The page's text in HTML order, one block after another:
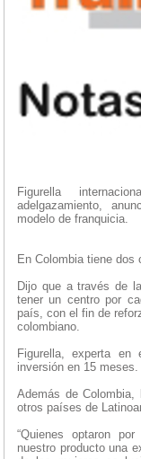
Figurella
adelgazamiento,
modelo de franquicia.
En Colombia tiene
Dijo que a través de
tener un centro por
país, con el fin de
colombiano.
Figurella, experta
inversión en 15 meses.
Además de
otros países de
“Quienes optaron
nuestro producto una